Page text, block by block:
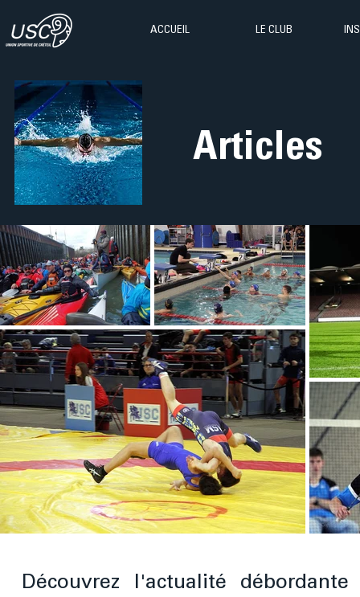
ACCUEIL LE CLUB
Articles
Découvrez l'actualité